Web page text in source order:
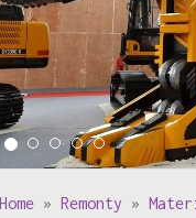
Home » Remonty »